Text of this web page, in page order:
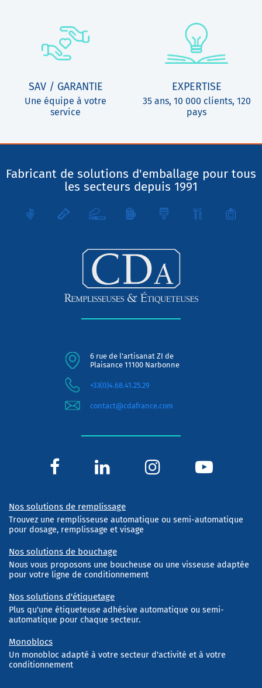
SAV / GARANTIE
Une équipe à votre
service
EXPERTISE
35 ans, 10 000 clients, 120
pays
Fabricant de solutions d'emballage pour tous
les secteurs depuis 1991
6 rue de l'artisanat ZI de
Plaisance 11100 Narbonne
+33(0)4.68.41.25.29
contact@cdafrance.com
Nos solutions de remplissage
Trouvez une remplisseuse automatique ou semi-automatique
pour dosage, remplissage et visage
Nos solutions de bouchage
Nous vous proposons une boucheuse ou une visseuse adaptée
pour votre ligne de conditionnement
Nos solutions d'étiquetage
Plus qu'une étiqueteuse adhésive automatique ou semi-
automatique pour chaque secteur.
Monoblocs
Un monobloc adapté à votre secteur d'activité et à votre
conditionnement